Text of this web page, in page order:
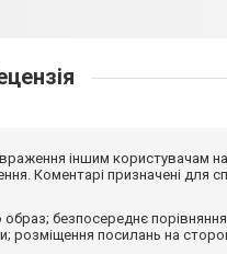
іншим користувачам
Коментарі призначені для
безпосереднє
розміщення посилань на